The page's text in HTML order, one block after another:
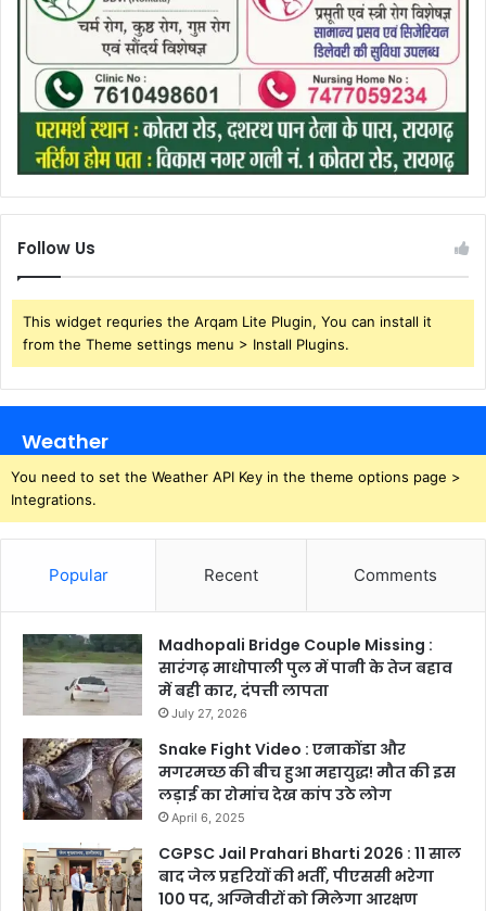
Follow Us
This widget requries the Arqam Lite Plugin, You can install it
from the Theme settings menu > Install Plugins.
Weather
You need to set the Weather API Key in the theme options page >
Integrations.
Popular Recent Comments
Madhopali Bridge Couple Missing :
सारंगढ़ माधोपाली पुल में पानी के तेज बहाव
में बही कार, दंपत्ती लापता
July 27, 2026
Snake Fight Video : एनाकोंडा और
मगरमच्छ की बीच हुआ महायुद्ध! मौत की इस
लड़ाई का रोमांच देख कांप उठे लोग
April 6, 2025
CGPSC Jail Prahari Bharti 2026 : 11 साल
बाद जेल प्रहरियों की भर्ती, पीएससी भरेगा
100 पद, अग्निवीरों को मिलेगा आरक्षण